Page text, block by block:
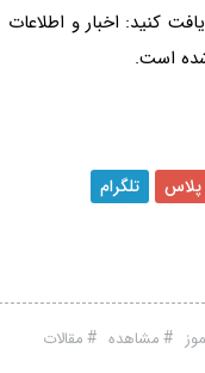
دریافت کنید: اخبار
است.
تلگرام
#مشاهده #مقالات